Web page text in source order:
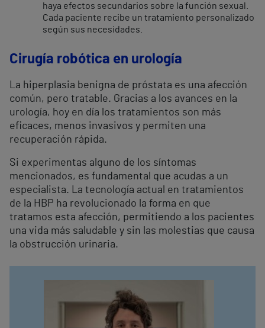
haya efectos secundarios sobre la función sexual.
Cada paciente recibe un tratamiento personalizado
según sus necesidades.
Cirugía robótica en urología
La hiperplasia benigna de próstata es una afección
común, pero tratable. Gracias a los avances en la
urología, hoy en día los tratamientos son más
eficaces, menos invasivos y permiten una
recuperación rápida.
Si experimentas alguno de los síntomas
mencionados, es fundamental que acudas a un
especialista. La tecnología actual en tratamientos
de la HBP ha revolucionado la forma en que
tratamos esta afección, permitiendo a los pacientes
una vida más saludable y sin las molestias que causa
la obstrucción urinaria.